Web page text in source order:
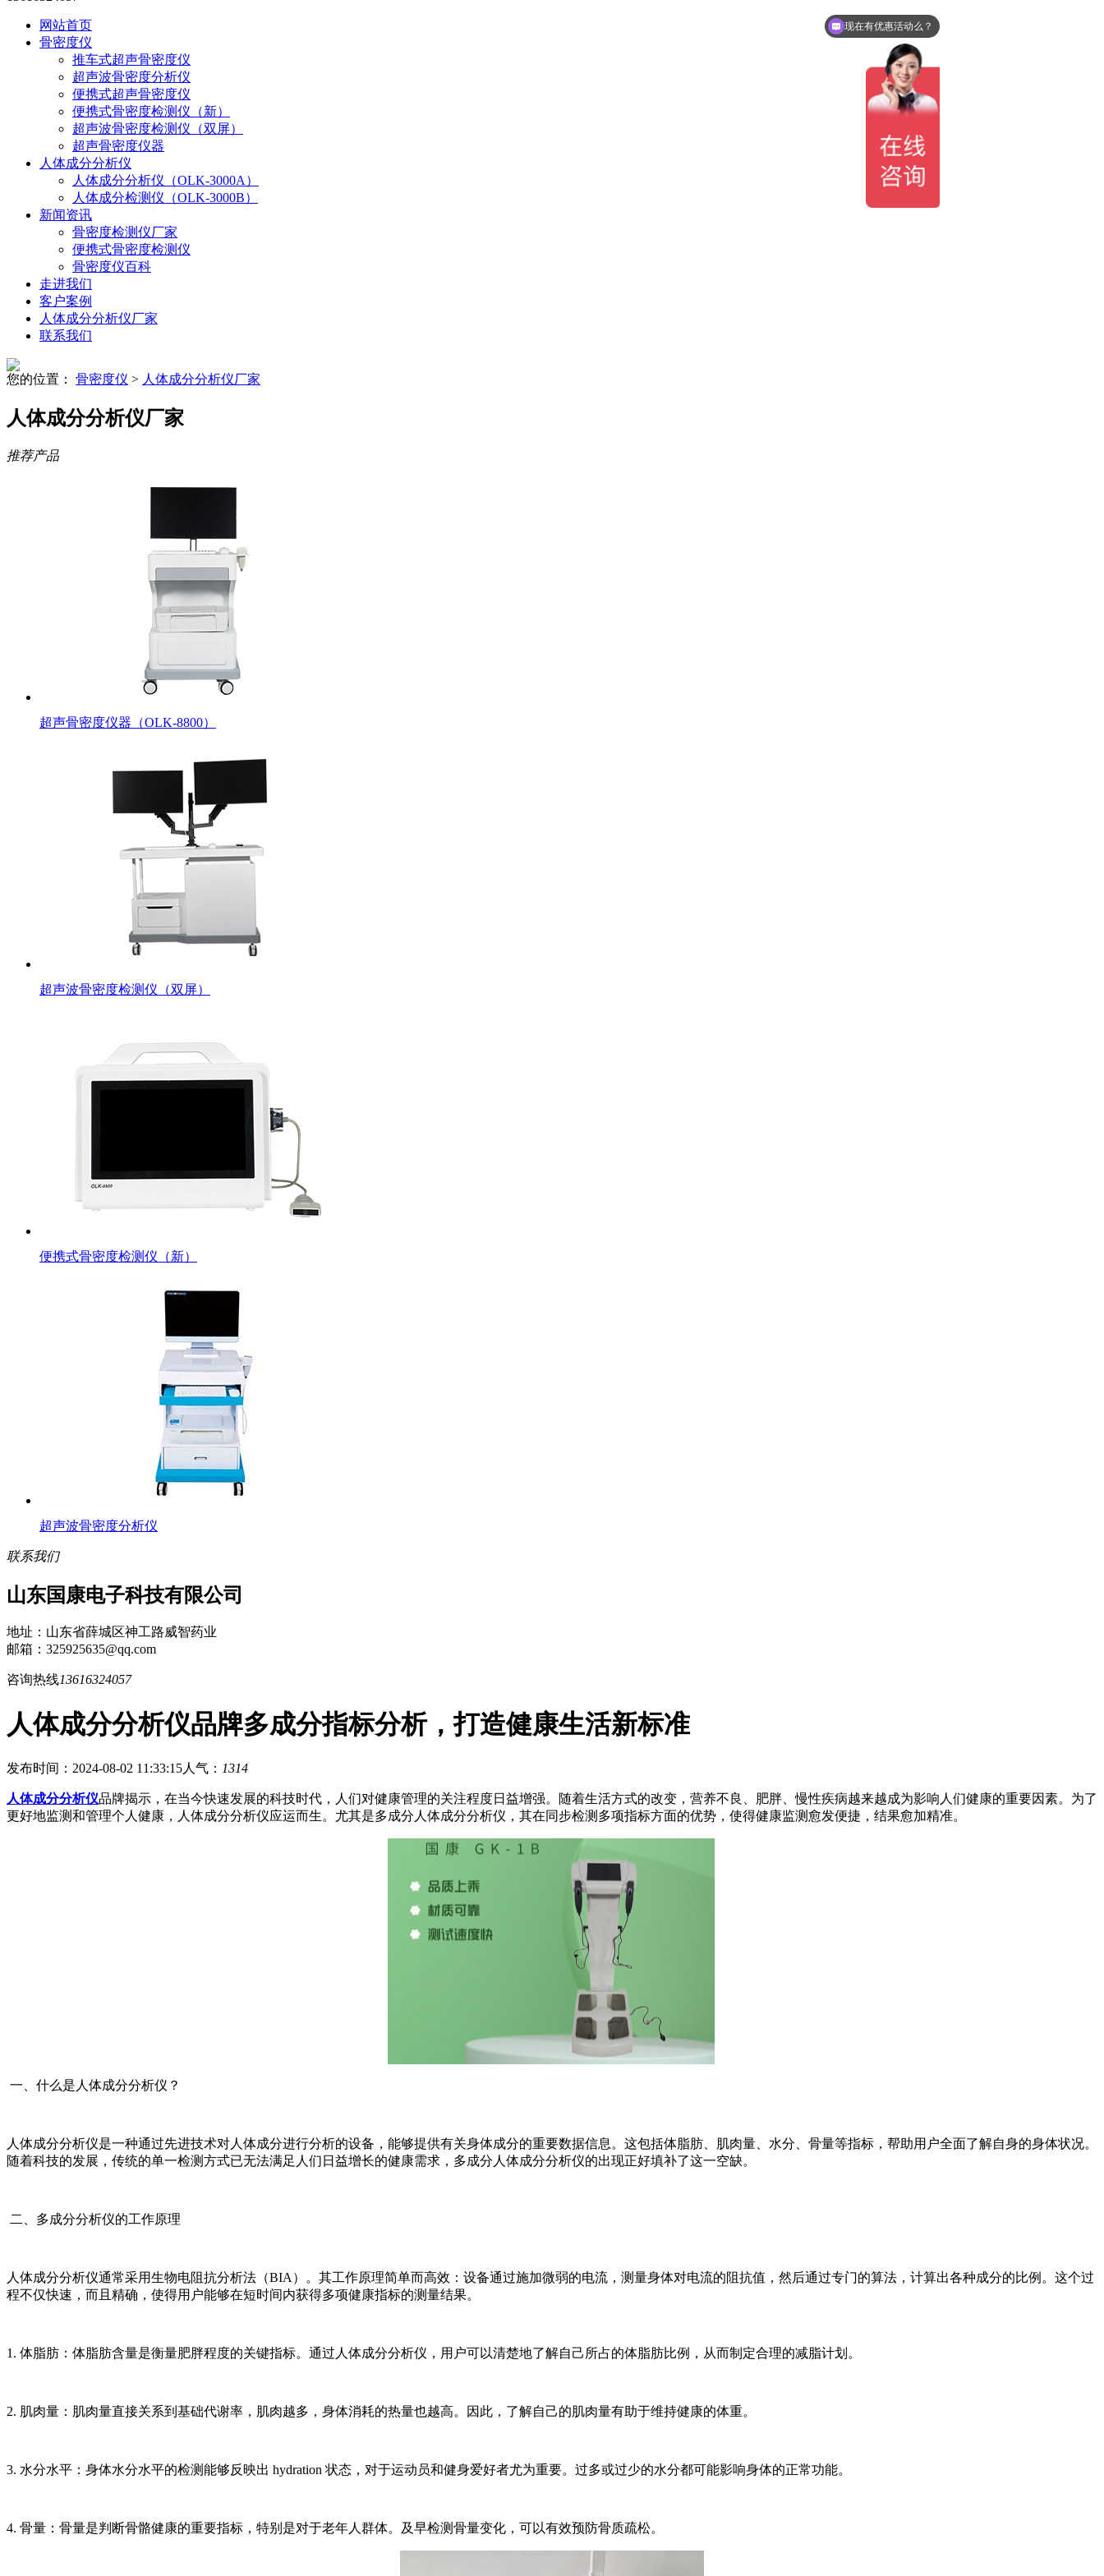
网站首页
骨密度仪
推车式超声骨密度仪
超声波骨密度分析仪
便携式超声骨密度仪
便携式骨密度检测仪（新）
超声波骨密度检测仪（双屏）
超声骨密度仪器
人体成分分析仪
人体成分分析仪（OLK-3000A）
人体成分检测仪（OLK-3000B）
新闻资讯
骨密度检测仪厂家
便携式骨密度检测仪
骨密度仪百科
走进我们
客户案例
人体成分分析仪厂家
联系我们
您的位置： 骨密度仪 > 人体成分分析仪厂家
人体成分分析仪厂家
推荐产品
超声骨密度仪器（OLK-8800）
超声波骨密度检测仪（双屏）
便携式骨密度检测仪（新）
超声波骨密度分析仪
联系我们
山东国康电子科技有限公司
地址：山东省薛城区神工路威智药业
邮箱：325925635@qq.com
咨询热线13616324057
人体成分分析仪品牌多成分指标分析，打造健康生活新标准
发布时间：2024-08-02 11:33:15人气： 1314
人体成分分析仪品牌揭示，在当今快速发展的科技时代，人们对健康管理的关注程度日益增强。随着生活方式的改变，营养不良、肥胖、慢性疾病越来越成为影响人们健康的重要因素。为了
更好地监测和管理个人健康，人体成分分析仪应运而生。尤其是多成分人体成分分析仪，其在同步检测多项指标方面的优势，使得健康监测愈发便捷，结果愈加精准。
一、什么是人体成分分析仪？
人体成分分析仪是一种通过先进技术对人体成分进行分析的设备，能够提供有关身体成分的重要数据信息。这包括体脂肪、肌肉量、水分、骨量等指标，帮助用户全面了解自身的身体状况。
随着科技的发展，传统的单一检测方式已无法满足人们日益增长的健康需求，多成分人体成分分析仪的出现正好填补了这一空缺。
二、多成分分析仪的工作原理
人体成分分析仪通常采用生物电阻抗分析法（BIA）。其工作原理简单而高效：设备通过施加微弱的电流，测量身体对电流的阻抗值，然后通过专门的算法，计算出各种成分的比例。这个过
程不仅快速，而且精确，使得用户能够在短时间内获得多项健康指标的测量结果。
1. 体脂肪：体脂肪含量是衡量肥胖程度的关键指标。通过人体成分分析仪，用户可以清楚地了解自己所占的体脂肪比例，从而制定合理的减脂计划。
2. 肌肉量：肌肉量直接关系到基础代谢率，肌肉越多，身体消耗的热量也越高。因此，了解自己的肌肉量有助于维持健康的体重。
3. 水分水平：身体水分水平的检测能够反映出 hydration 状态，对于运动员和健身爱好者尤为重要。过多或过少的水分都可能影响身体的正常功能。
4. 骨量：骨量是判断骨骼健康的重要指标，特别是对于老年人群体。及早检测骨量变化，可以有效预防骨质疏松。
可以介绍下你们的产品么？
现在有优惠活动么？